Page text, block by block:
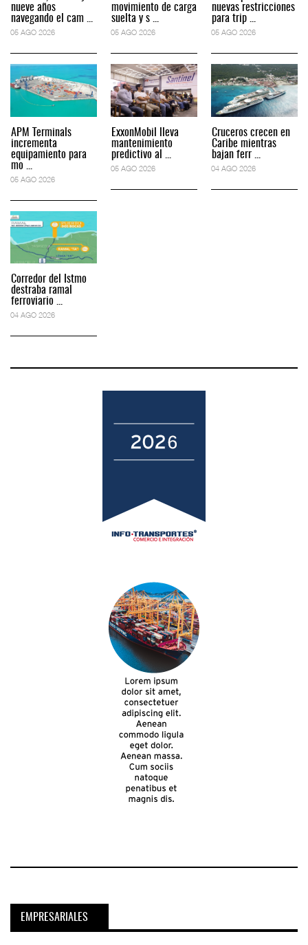
nueve años
navegando el cam ...
05 AGO 2026
APM Terminals
incrementa
equipamiento para
mo ...
05 AGO 2026
Corredor del Istmo
destraba ramal
ferroviario ...
04 AGO 2026
movimiento de carga
suelta y s ...
05 AGO 2026
ExxonMobil lleva
mantenimiento
predictivo al ...
05 AGO 2026
nuevas restricciones
para trip ...
05 AGO 2026
Cruceros crecen en
Caribe mientras
bajan ferr ...
04 AGO 2026
EMPRESARIALES